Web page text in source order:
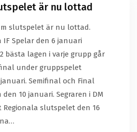
är nu lottad
slutspelet är nu lottad.
IF Spelar den 6 januari
bästa lagen i varje grupp går
under gruppspelet
Semifinal och Final
10 januari. Segraren i DM
slutspelet den 16